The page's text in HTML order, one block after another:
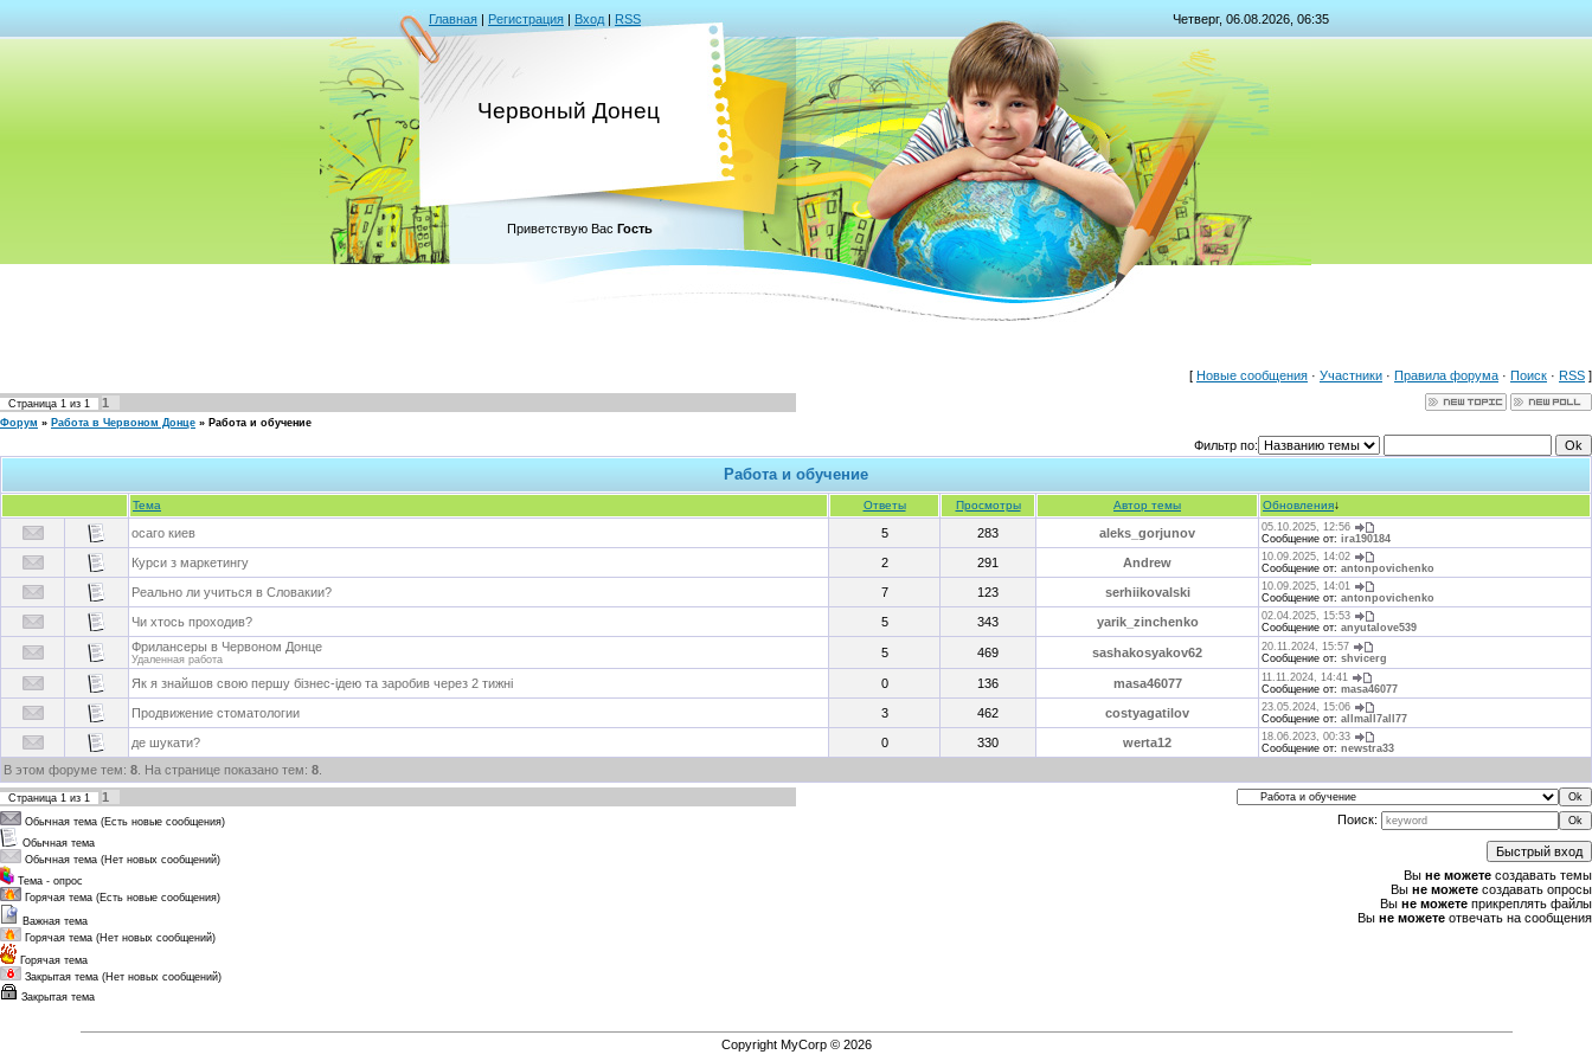
Главная | Регистрация | Вход | RSS Четверг, 06.08.2026, 06:35
Червоный Донец
Приветствую Вас Гость
[ Новые сообщения · Участники · Правила форума · Поиск · RSS ]
Страница 1 из 1 1
Форум » Работа в Червоном Донце » Работа и обучение
Фильтр по:
Работа и обучение
Тема Ответы Просмотры Автор темы Обновления↓
осаго киев 5 283 aleks_gorjunov
05.10.2025, 12:56
Сообщение от: ira190184
Курси з маркетингу 2 291 Andrew
10.09.2025, 14:02
Сообщение от: antonpovichenko
Реально ли учиться в Словакии? 7 123 serhiikovalski
10.09.2025, 14:01
Сообщение от: antonpovichenko
Чи хтось проходив? 5 343 yarik_zinchenko
02.04.2025, 15:53
Сообщение от: anyutalove539
Фрилансеры в Червоном Донце
Удаленная работа 5 469 sashakosyakov62
20.11.2024, 15:57
Сообщение от: shvicerg
Як я знайшов свою першу бізнес-ідею та заробив через 2 тижні 0 136 masa46077
11.11.2024, 14:41
Сообщение от: masa46077
Продвижение стоматологии 3 462 costyagatilov
23.05.2024, 15:06
Сообщение от: allmall7all77
де шукати? 0 330 werta12
18.06.2023, 00:33
Сообщение от: newstra33
В этом форуме тем: 8 . На странице показано тем: 8
Страница 1 из 1 1
Обычная тема (Есть новые сообщения)
Обычная тема
Обычная тема (Нет новых сообщений)
Тема - опрос
Горячая тема (Есть новые сообщения)
Важная тема
Горячая тема (Нет новых сообщений)
Горячая тема
Закрытая тема (Нет новых сообщений)
Закрытая тема
Поиск:
Вы не можете создавать темы
Вы не можете создавать опросы
Вы не можете прикреплять файлы
Вы не можете отвечать на сообщения
Copyright MyCorp © 2026